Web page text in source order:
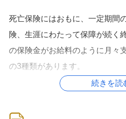
死亡保険にはおもに、一定期間
険、生涯にわたって保障が続く
の保険金がお給料のように月々
の3種類があります。
このうち収入保障保険は、一度
続きを読